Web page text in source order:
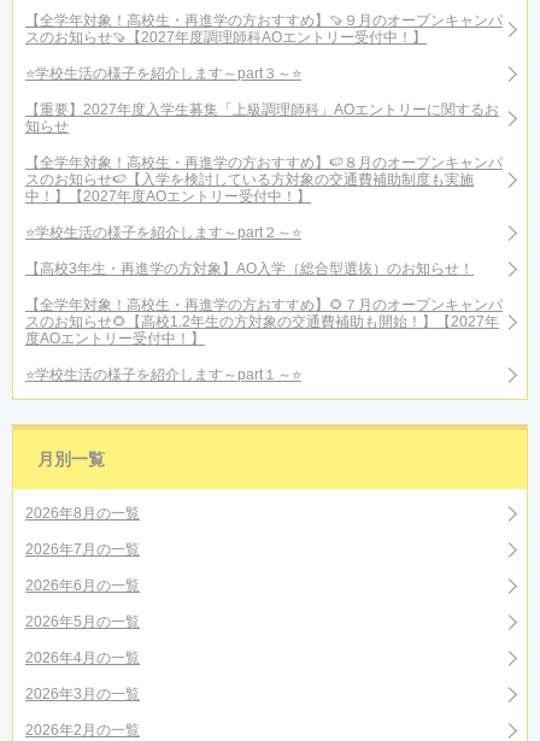
【全学年対象！高校生・再進学の方おすすめ】🍠９月のオープンキャンパ
スのお知らせ🍠【2027年度調理師科AOエントリー受付中！】
⭐学校生活の様子を紹介します～part３～⭐
【重要】2027年度入学生募集「上級調理師科」AOエントリーに関するお
知らせ
【全学年対象！高校生・再進学の方おすすめ】🍉８月のオープンキャンパ
スのお知らせ🍉【入学を検討している方対象の交通費補助制度も実施
中！】【2027年度AOエントリー受付中！】
⭐学校生活の様子を紹介します～part２～⭐
【高校3年生・再進学の方対象】AO入学（総合型選抜）のお知らせ！
【全学年対象！高校生・再進学の方おすすめ】🌻７月のオープンキャンパ
スのお知らせ🌻【高校1.2年生の方対象の交通費補助も開始！】【2027年
度AOエントリー受付中！】
⭐学校生活の様子を紹介します～part１～⭐
月別一覧
2026年8月の一覧
2026年7月の一覧
2026年6月の一覧
2026年5月の一覧
2026年4月の一覧
2026年3月の一覧
2026年2月の一覧